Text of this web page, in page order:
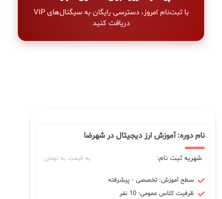
با ثبت‌نام امروز، دسترسی رایگان به سیگنال‌های VIP
دریافت کنید
نام دوره: آموزش ارز دیجیتال در شهرضا
شهریه ثبت نام: به قیمت به تومان
سطح آموزش: تخصصی - پیشرفته
ظرفیت کلاس عمومی: 10 نفر